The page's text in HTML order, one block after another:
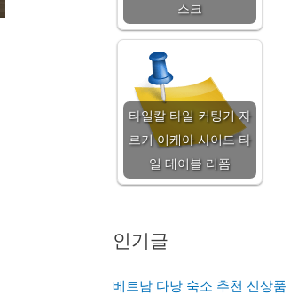
스크
타일칼 타일 커팅기 자
르기 이케아 사이드 타
일 테이블 리폼
인기글
베트남 다낭 숙소 추천 신상